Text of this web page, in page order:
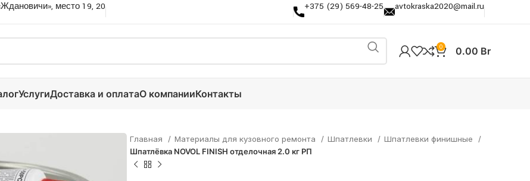
место 19, 20 +375 (29) 569-48-25 avtokraska2020@mail.ru
0 0.00 Br
УслугиДоставка и оплатаО компанииКонтакты
Главная Материалы для кузовного ремонта Шпатлевки
Шпатлевки финишные
Шпатлёвка NOVOL FINISH отделочная 2.0 кг РП